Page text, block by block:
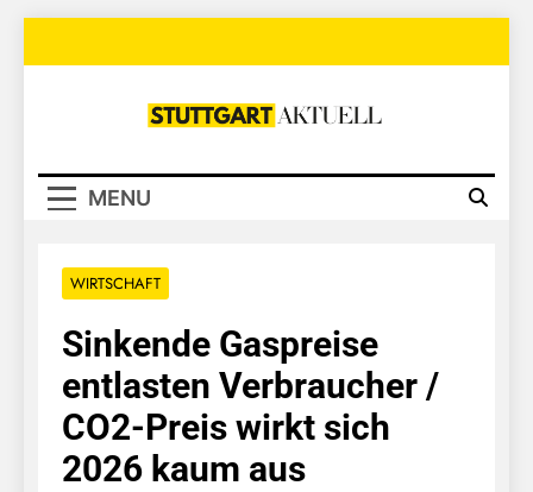
Stuttgart
MENU
WIRTSCHAFT
Sinkende Gaspreise
entlasten Verbraucher /
CO2-Preis wirkt sich
2026 kaum aus